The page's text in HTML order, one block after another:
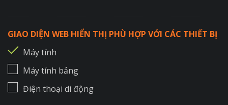
GIAO DIỆN WEB HIỂN THỊ PHÙ HỢP VỚI CÁC THIẾT BỊ
Máy tính
Máy tính bảng
Điện thoại di động